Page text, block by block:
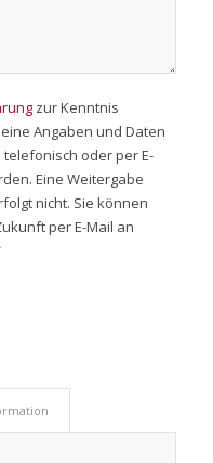
zur Kenntnis
Angaben und Daten
oder per E-
Eine Weitergabe
nicht. Sie können
per E-Mail an